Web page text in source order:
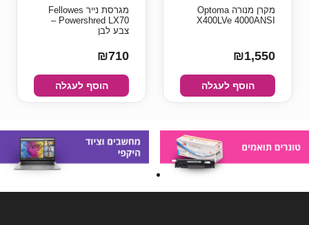
מקרן מנורה Optoma
X400LVe 4000ANSI
₪1,550
הוסף לעגלה
מגרסת נייר Fellowes
Powershred LX70 –
צבע לבן
₪710
הוסף לעגלה